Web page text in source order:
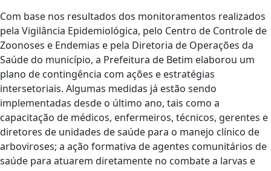
Com base nos resultados dos monitoramentos realizados
pela Vigilância Epidemiológica, pelo Centro de Controle de
Zoonoses e Endemias e pela Diretoria de Operações da
Saúde do município, a Prefeitura de Betim elaborou um
plano de contingência com ações e estratégias
intersetoriais. Algumas medidas já estão sendo
implementadas desde o último ano, tais como a
capacitação de médicos, enfermeiros, técnicos, gerentes e
diretores de unidades de saúde para o manejo clínico de
arboviroses; a ação formativa de agentes comunitários de
saúde para atuarem diretamente no combate a larvas e